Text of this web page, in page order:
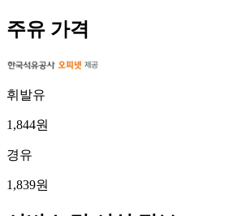
주유 가격
휘발유
1,844원
경유
1,839원